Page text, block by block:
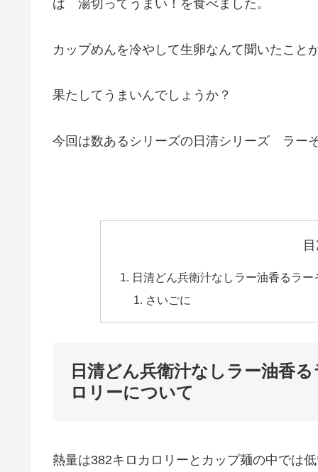
ば 湯切ってうまい！を食べました。
カップめんを冷やして生卵なんて聞いたこと
果たしてうまいんでしょうか？
今回は数あるシリーズの日清シリーズ ラー
日清どん兵衛汁なしラー油香るラ
さいごに
日清どん兵衛汁なしラー油香
ロリーについて
熱量は382キロカロリーとカップ麺の中では